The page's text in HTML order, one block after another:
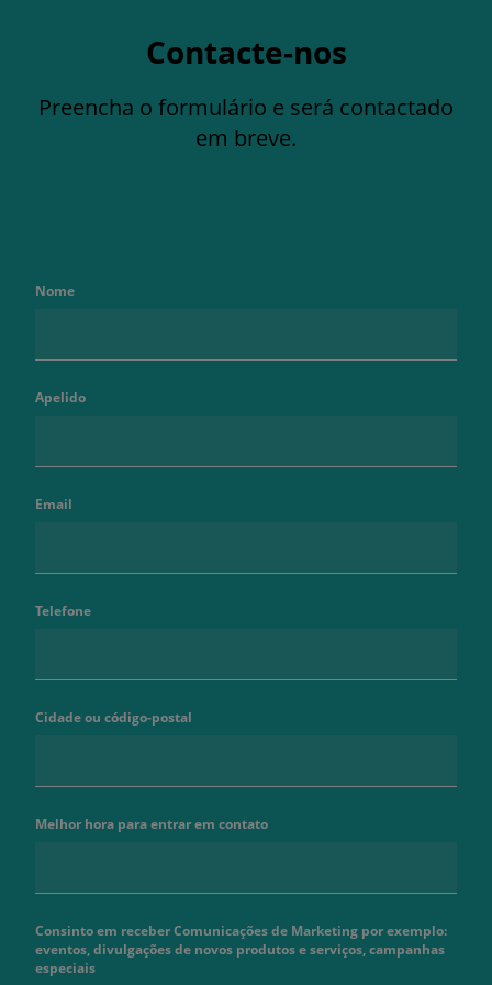
Contacte-nos
Preencha o formulário e será contactado
em breve.
Nome
Apelido
Email
Telefone
Cidade ou código-postal
Melhor hora para entrar em contato
Consinto em receber Comunicações de Marketing por exemplo:
eventos, divulgações de novos produtos e serviços, campanhas
especiais